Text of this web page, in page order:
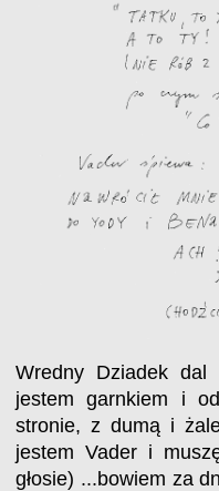
Wredny Dziadek dal
jestem garnkiem i
stronie, z dumą i
jestem Vader i
głosie) ...bowiem za